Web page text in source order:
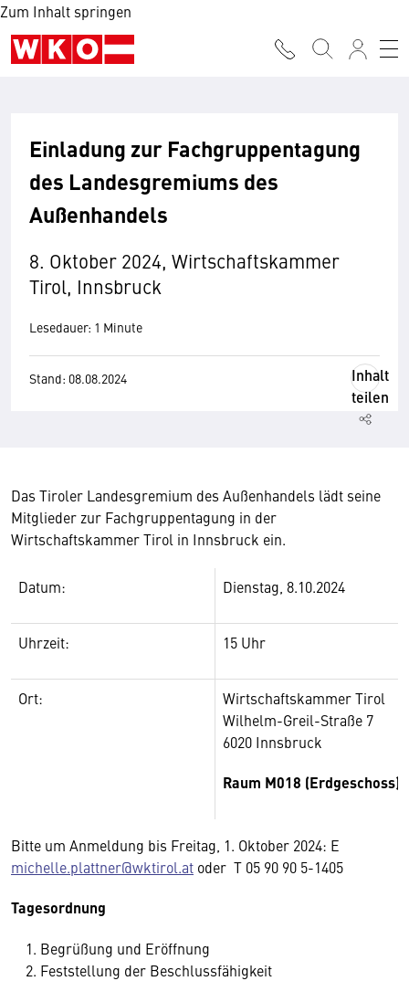
Zum Inhalt springen
Einladung zur Fachgruppentagung
des Landesgremiums des
Außenhandels
8. Oktober 2024, Wirtschaftskammer
Tirol, Innsbruck
Lesedauer: 1 Minute
Stand: 08.08.2024
Inhalt
teilen
Das Tiroler Landesgremium des Außenhandels lädt seine
Mitglieder zur Fachgruppentagung in der
Wirtschaftskammer Tirol in Innsbruck ein.
Datum: Dienstag, 8.10.2024
Uhrzeit: 15 Uhr
Ort:
Wirtschaftskammer Tirol
Wilhelm-Greil-Straße 7
6020 Innsbruck
Raum M018 (Erdgeschoss)
Bitte um Anmeldung bis Freitag, 1. Oktober 2024: E
michelle.plattner@wktirol.at oder T 05 90 90 5-1405
Tagesordnung
Begrüßung und Eröffnung
Feststellung der Beschlussfähigkeit